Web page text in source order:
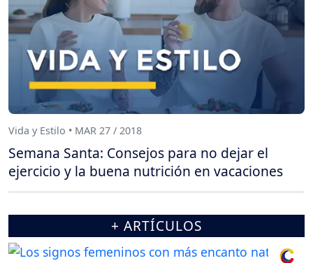
Vida y Estilo • MAR 27 / 2018
Semana Santa: Consejos para no dejar el
ejercicio y la buena nutrición en vacaciones
+ ARTÍCULOS